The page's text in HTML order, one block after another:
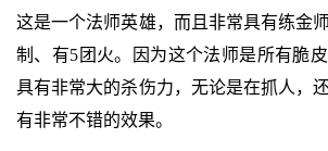
这是一个法师英雄，而且非常具有练金
制、有5团火。因为这个法师是所有脆
具有非常大的杀伤力，无论是在抓人，
有非常不错的效果。